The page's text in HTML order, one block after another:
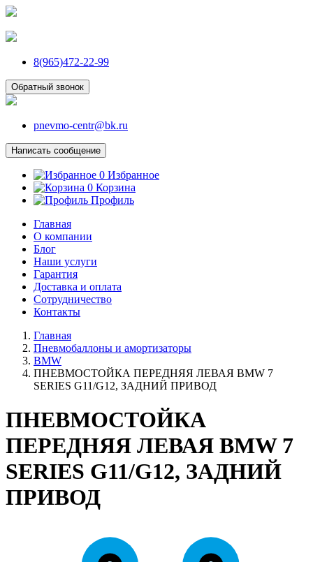
8(965)472-22-99
Обратный звонок
pnevmo-centr@bk.ru
Написать сообщение
0 Избранное
0 Корзина
Профиль
Главная
О компании
Блог
Наши услуги
Гарантия
Доставка и оплата
Сотрудничество
Контакты
Главная
Пневмобаллоны и амортизаторы
BMW
ПНЕВМОСТОЙКА ПЕРЕДНЯЯ ЛЕВАЯ BMW 7
SERIES G11/G12, ЗАДНИЙ ПРИВОД
ПНЕВМОСТОЙКА
ПЕРЕДНЯЯ ЛЕВАЯ BMW 7
SERIES G11/G12, ЗАДНИЙ
ПРИВОД